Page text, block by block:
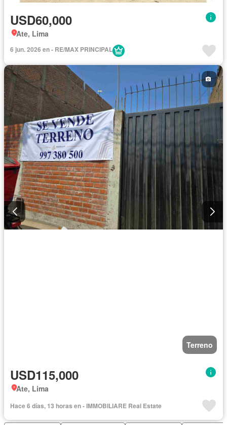
USD60,000
Ate, Lima
6 jun. 2026 en - RE/MAX PRINCIPAL
Terreno
USD115,000
Ate, Lima
Hace 6 días, 13 horas en - IMMOBILIARE Real Estate